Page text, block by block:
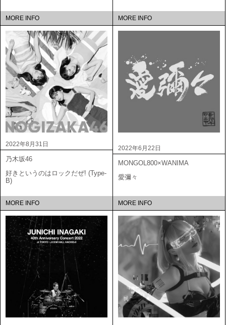
MORE INFO MORE INFO
2022年8月31日
乃木坂46
好きというのはロックだぜ! (Type-
B)
MORE INFO
2022年6月22日
MONGOL800×WANIMA
愛彌々
MORE INFO